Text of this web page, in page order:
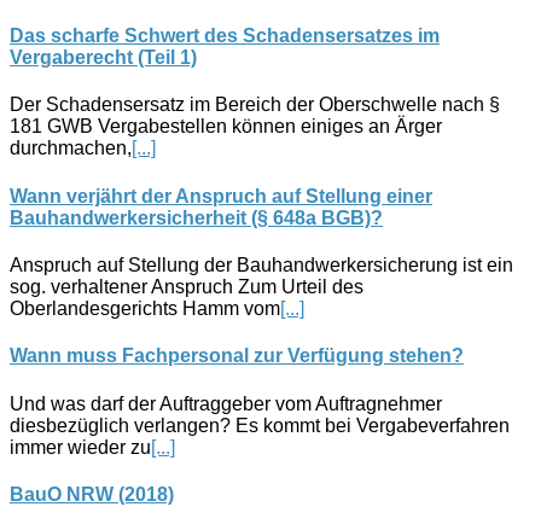
Das scharfe Schwert des Schadensersatzes im
Vergaberecht (Teil 1)
Der Schadensersatz im Bereich der Oberschwelle nach §
181 GWB Vergabestellen können einiges an Ärger
durchmachen,[...]
Wann verjährt der Anspruch auf Stellung einer
Bauhandwerkersicherheit (§ 648a BGB)?
Anspruch auf Stellung der Bauhandwerkersicherung ist ein
sog. verhaltener Anspruch Zum Urteil des
Oberlandesgerichts Hamm vom[...]
Wann muss Fachpersonal zur Verfügung stehen?
Und was darf der Auftraggeber vom Auftragnehmer
diesbezüglich verlangen? Es kommt bei Vergabeverfahren
immer wieder zu[...]
BauO NRW (2018)